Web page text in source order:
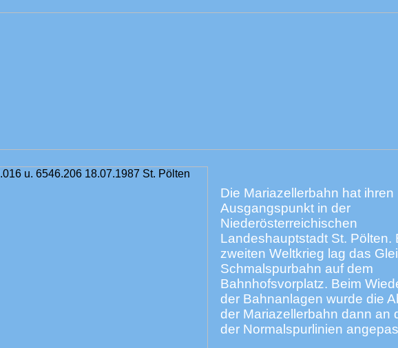
Die Mariazellerbahn hat ihren
Ausgangspunkt in der
Niederösterreichischen
Landeshauptstadt St. Pölten.
zweiten Weltkrieg lag das
Schmalspurbahn auf dem
Bahnhofsvorplatz. Beim
der Bahnanlagen wurde die
der Mariazellerbahn dann an
der Normalspurlinien